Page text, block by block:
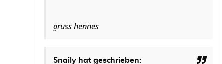
gruss hennes
Snaily hat geschrieben: